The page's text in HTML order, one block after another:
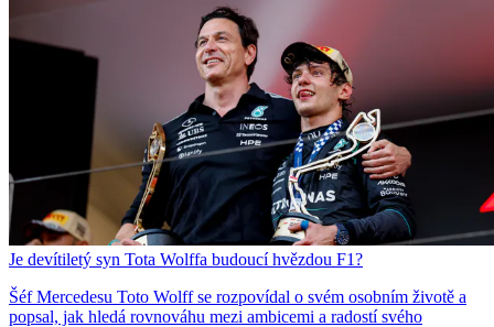
Je devítiletý syn Tota Wolffa budoucí hvězdou F1?
Šéf Mercedesu Toto Wolff se rozpovídal o svém osobním životě a
popsal, jak hledá rovnováhu mezi ambicemi a radostí svého